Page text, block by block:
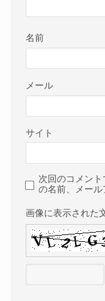
名前
メール
サイト
次回のコメン
の名前、メール
画像に表示された